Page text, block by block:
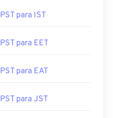
PST para IST
PST para EET
PST para EAT
PST para JST